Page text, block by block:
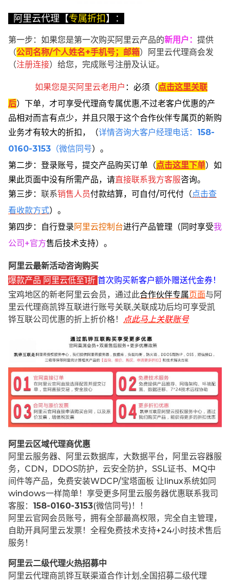
阿里云代理【专属折扣】：
第一步：如果您是第一次购买阿里云产品的新用户 ： 提供
（公司名称/个人姓名+手机号；邮箱）阿里云代理商会发
（注册连接）给您，完成账号注册及认证。
如果您是买阿里云老用户 ： 必须 （点击这里关联
后） 下单， 才可享受代理商专属优惠,不过老客户优惠的产
品相对而言有点少，并且只限于这个合作伙伴专属页的新购
业务才有较大的折扣，
（详情咨询大客户经理电话： 158-
0160-3153 （微信同号）。
第二步：登录账号，提交产品购买订单（点击这里下单） 如
果此页面中没有所需产品，请直接联系我方客服咨询。
第三步： 联系销售人员付款结算，可自付/可代付（点击查
看收款方式）。
第四步：自行登录阿里云控制台进行产品管理（同时享受我
公司+官方售后技术支持）。
阿里云最新活动咨询购买
爆款产品 阿里云低至1折 首次购买新客户额外赠送代金券！
宝鸡地区的新老阿里云会员，通过此合作伙伴专属页面与阿
里云代理商凯铧互联进行账号关联,关联成功后均可享受凯
铧互联公司优惠的折上折价格！
点此马上关联账号
阿里云区域代理商优惠
阿里云服务器、阿里云数据库，大数据平台，阿里云容器服
务，CDN，DDOS防护，云安全防护，SSL证书、MQ中
间件等产品，免费安装WDCP/宝塔面板 让 linux系统如同
windows一样简单！享受更多阿里云服务器优惠联系我司
客服： 158-0160-3153(微信同号)！！
阿里云官网会员账号，拥有全部最高权限，完全自主管理，
自助开具阿里云发票！全程免费技术支持+24小时技术售后
服务！
阿里云二级代理火热招募中
阿里云代理商凯铧互联渠道合作计划,全国招募二级代理